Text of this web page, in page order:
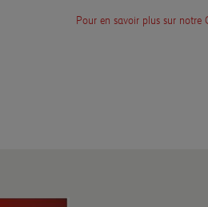
Pour en savoir plus sur notre